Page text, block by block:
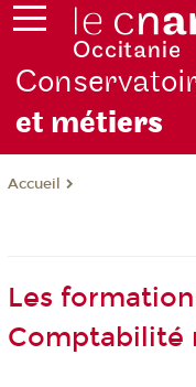
et métiers
Accueil
Les
Comptabilité